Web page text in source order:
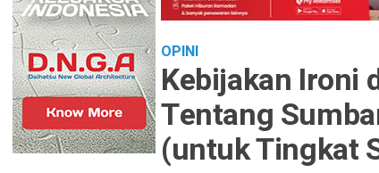
OPINI
Kebijakan Ironi
Tentang
(untuk Tingkat